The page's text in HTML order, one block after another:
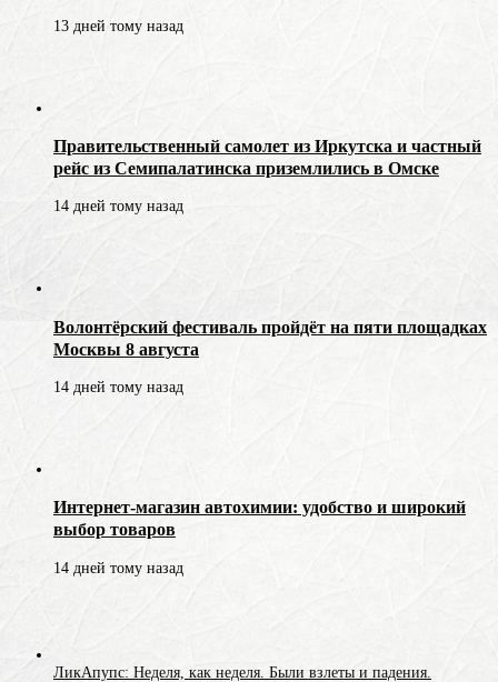
13 дней тому назад
Правительственный самолет из Иркутска и частный
рейс из Семипалатинска приземлились в Омске
14 дней тому назад
Волонтёрский фестиваль пройдёт на пяти площадках
Москвы 8 августа
14 дней тому назад
Интернет-магазин автохимии: удобство и широкий
выбор товаров
14 дней тому назад
ЛикАпупс: Неделя, как неделя. Были взлеты и падения.